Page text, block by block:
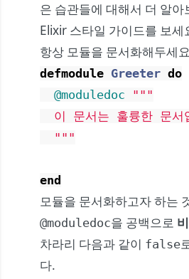
은 습관들에 대해서 더 알아
Elixir 스타일 가이드를 보세
항상 모듈을 문서화해두세
defmodule Greeter do
@moduledoc
"""
이 문서는 훌륭한 문서
  """
end
모듈을 문서화하고자 하는
@moduledoc을 공백으로
차라리 다음과 같이 false
다.